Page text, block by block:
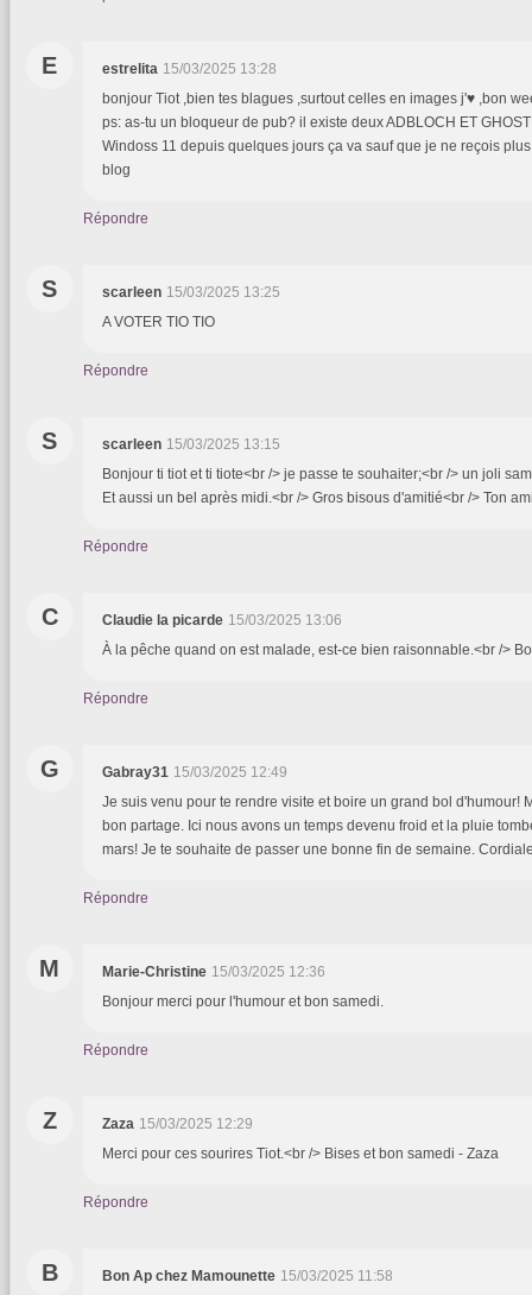
E estrelita 15/03/2025 13:28
bonjour Tiot ,bien tes blagues ,surtout celles en images j'♥ ,bon
ps: as-tu un bloqueur de pub? il existe deux ADBLOCH ET
Windoss 11 depuis quelques jours ça va sauf que je ne reçois
blog
Répondre
S scarleen 15/03/2025 13:25
A VOTER TIO TIO
Répondre
S scarleen 15/03/2025 13:15
Bonjour ti tiot et ti tiote<br /> je passe te souhaiter;<br /> un joli
Et aussi un bel après midi.<br /> Gros bisous d'amitié<br /> Ton
Répondre
C Claudie la picarde 15/03/2025 13:06
À la pêche quand on est malade, est-ce bien raisonnable.<br />
Répondre
G Gabray31 15/03/2025 12:49
Je suis venu pour te rendre visite et boire un grand bol d'humour!
bon partage. Ici nous avons un temps devenu froid et la pluie
mars! Je te souhaite de passer une bonne fin de semaine.
Répondre
M Marie-Christine 15/03/2025 12:36
Bonjour merci pour l'humour et bon samedi.
Répondre
Z Zaza 15/03/2025 12:29
Merci pour ces sourires Tiot.<br /> Bises et bon samedi - Zaza
Répondre
B Bon Ap chez Mamounette 15/03/2025 11:58